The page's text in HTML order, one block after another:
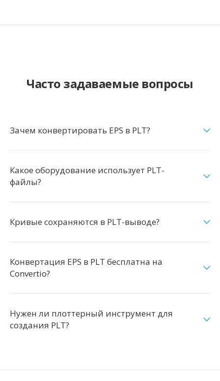
Часто задаваемые вопросы
Зачем конвертировать EPS в PLT?
Какое оборудование использует PLT-
файлы?
Кривые сохраняются в PLT-выводе?
Конвертация EPS в PLT бесплатна на
Convertio?
Нужен ли плоттерный инструмент для
создания PLT?